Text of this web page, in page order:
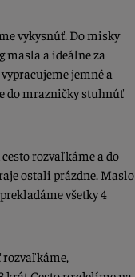
vykysnúť. Do misky
masla a ideálne za
jemné a
do mrazničky stuhnúť
cesto rozvaľkáme a do
ostali prázdne. Maslo
všetky 4